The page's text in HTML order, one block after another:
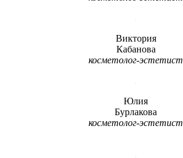
Виктория
Кабанова
косметолог-эстетист
Юлия
Бурлакова
косметолог-эстетист